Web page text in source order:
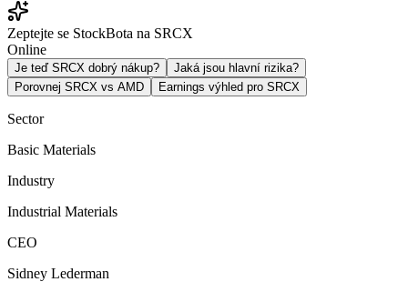
Zeptejte se StockBota na SRCX
Online
Je teď SRCX dobrý nákup?
Jaká jsou hlavní rizika?
Porovnej SRCX vs AMD
Earnings výhled pro SRCX
Sector
Basic Materials
Industry
Industrial Materials
CEO
Sidney Lederman